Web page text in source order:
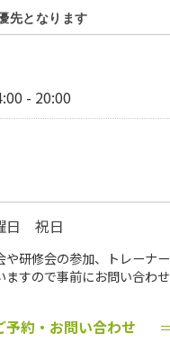
先となります
- 20:00
日 祝日
や研修会の参加、トレーナ
すので事前にお問い合わせ
予約・お問い合わせ